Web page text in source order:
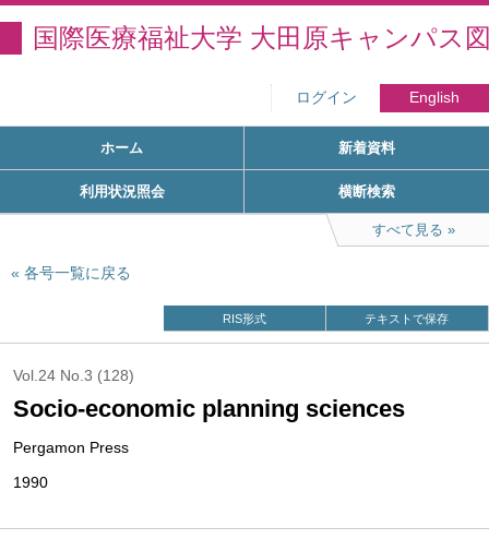
国際医療福祉大学 大田原キャンパス
ログイン English
ホーム 新着資料
利用状況照会 横断検索
すべて見る
各号一覧に戻る
RIS形式 テキストで保存
Vol.24 No.3 (128)
Socio-economic planning sciences
Pergamon Press
1990